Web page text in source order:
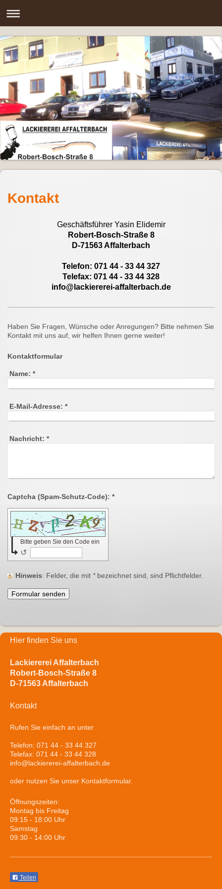
Kontakt
Geschäftsführer Yasin Elidemir
Robert-Bosch-Straße 8
D-71563 Affalterbach
Telefon: 071 44 - 33 44 327
Telefax: 071 44 - 33 44 328
info@lackiererei-affalterbach.de
Haben Sie Fragen, Wünsche oder Anregungen? Bitte nehmen Sie
Kontakt mit uns auf, wir helfen Ihnen gerne weiter!
Kontaktformular
Name: *
E-Mail-Adresse: *
Nachricht: *
Captcha (Spam-Schutz-Code): *
Bitte geben Sie den Code ein
↺
Hinweis : Felder, die mit *bezeichnet sind, sind Pflichtfelder.
Hier finden Sie uns
Lackiererei Affalterbach
Robert-Bosch-Straße 8
D-71563 Affalterbach
Kontakt
Rufen Sie einfach an unter
Telefon: 071 44 - 33 44 327
Telefax: 071 44 - 33 44 328
info@lackiererei-affalterbach.de
oder nutzen Sie unser Kontaktformular.
Öffnungszeiten:
Montag bis Freitag
09:15 - 18:00 Uhr
Samstag
09:30 - 14:00 Uhr
Teilen